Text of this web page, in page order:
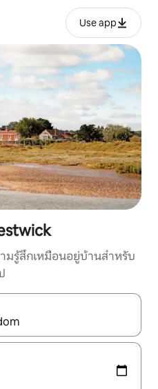
Use app
รู้สึกเหมือนอยู่บ้านสำหรับ
รือปัด เพื่อสำรวจผลการค้นหา